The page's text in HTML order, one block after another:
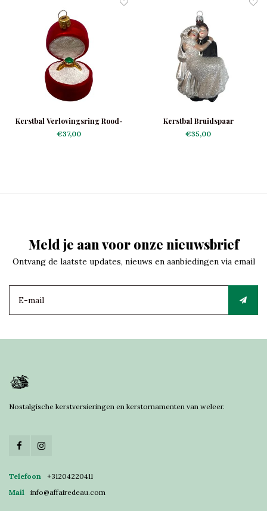
Kerstbal Verlovingsring Rood-
Groen
€37,00
Kerstbal Bruidspaar
€35,00
Meld je aan voor onze nieuwsbrief
Ontvang de laatste updates, nieuws en aanbiedingen via email
Nostalgische kerstversieringen en kerstornamenten van weleer.
Telefoon
+31204220411
Mail
info@affairedeau.com